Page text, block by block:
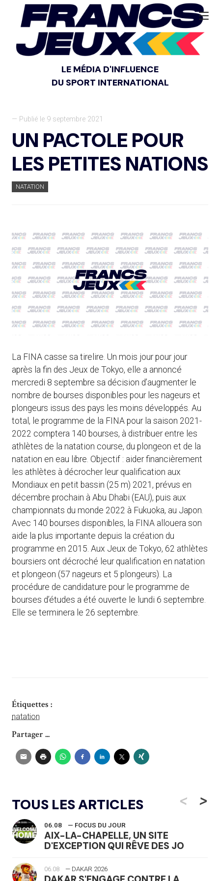
LE MÉDIA D'INFLUENCE
DU SPORT INTERNATIONAL
— Publié le 9 septembre 2021
UN PACTOLE POUR
LES PETITES NATIONS
NATATION
La FINA casse sa tirelire. Un mois jour pour jour
après la fin des Jeux de Tokyo, elle a annoncé
mercredi 8 septembre sa décision d’augmenter le
nombre de bourses disponibles pour les nageurs et
plongeurs issus des pays les moins développés. Au
total, le programme de la FINA pour la saison 2021-
2022 comptera 140 bourses, à distribuer entre les
athlètes de la natation course, du plongeon et de la
natation en eau libre. Objectif : aider financièrement
les athlètes à décrocher leur qualification aux
Mondiaux en petit bassin (25 m) 2021, prévus en
décembre prochain à Abu Dhabi (EAU), puis aux
championnats du monde 2022 à Fukuoka, au Japon.
Avec 140 bourses disponibles, la FINA allouera son
aide la plus importante depuis la création du
programme en 2015. Aux Jeux de Tokyo, 62 athlètes
boursiers ont décroché leur qualification en natation
et plongeon (57 nageurs et 5 plongeurs). La
procédure de candidature pour le programme de
bourses d’études a été ouverte le lundi 6 septembre.
Elle se terminera le 26 septembre.
Étiquettes :
natation
Partager ...
TOUS LES ARTICLES <
06.08 — FOCUS DU JOUR
AIX-LA-CHAPELLE, UN SITE
D'EXCEPTION QUI RÊVE DES JO
06.08 — DAKAR 2026
>